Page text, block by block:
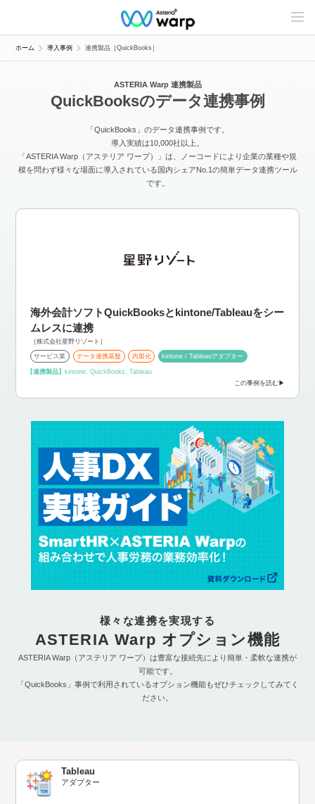
C
n
e
ホーム 導入事例 連携製品［QuickBooks］
ASTERIA Warp 連携製品
QuickBooksのデータ連携事例
「QuickBooks」のデータ連携事例です。
導入実績は10,000社以上。
「ASTERIA Warp（アステリア ワープ）」は、ノーコードにより企業の業種や規
模を問わず様々な場面に導入されている国内シェアNo.1の簡単データ連携ツール
です。
海外会計ソフトQuickBooksとkintone/Tableauをシー
ムレスに連携
［株式会社星野リゾート］
サービス業 データ連携基盤 内製化 kintone / Tableauアダプター
【連携製品】 kintone, QuickBooks, Tableau
この事例を読む
様々な連携を実現する
ASTERIA Warp オプション機能
ASTERIA Warp（アステリア ワープ）は豊富な接続先により簡単・柔軟な連携が
可能です。
「QuickBooks」事例で利用されているオプション機能もぜひチェックしてみてく
ださい。
Tableau
アダプター